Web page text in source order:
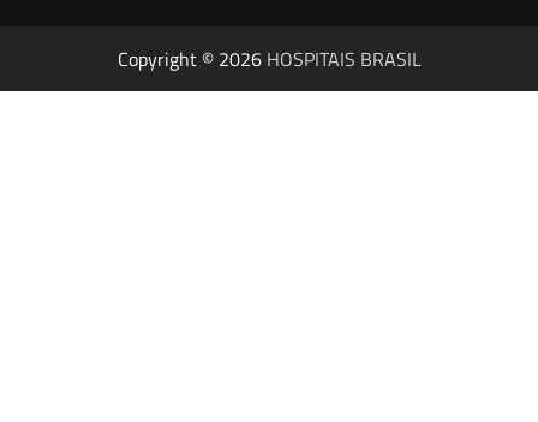
Copyright © 2026 HOSPITAIS BRASIL